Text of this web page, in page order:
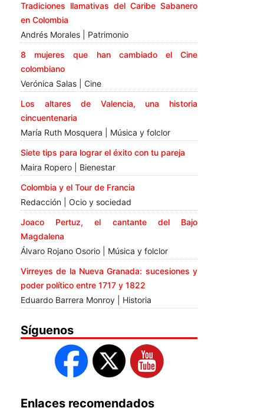
Tradiciones llamativas del Caribe Sabanero
en Colombia
Andrés Morales | Patrimonio
8 mujeres que han cambiado el Cine
colombiano
Verónica Salas | Cine
Los altares de Valencia, una historia
cincuentenaria
María Ruth Mosquera | Música y folclor
Siete tips para lograr el éxito con tu pareja
Maira Ropero | Bienestar
Colombia y el Tour de Francia
Redacción | Ocio y sociedad
Joaco Pertuz, el cantante del Bajo
Magdalena
Álvaro Rojano Osorio | Música y folclor
Virreyes de la Nueva Granada: sucesiones y
poder político entre 1717 y 1822
Eduardo Barrera Monroy | Historia
Síguenos
Enlaces recomendados